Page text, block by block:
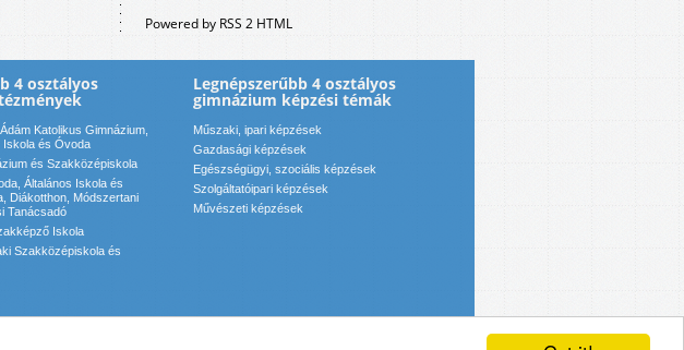
Powered by RSS 2 HTML
4 osztályos
Katolikus Gimnázium,
Iskola és Óvoda
és Szakközépiskola
Általános Iskola és
Diákotthon, Módszertani
Tanácsadó
Iskola
Szakközépiskola és
Legnépszerűbb 4 osztályos
gimnázium képzési témák
Műszaki, ipari képzések
Gazdasági képzések
Egészségügyi, szociális képzések
Szolgáltatóipari képzések
Művészeti képzések